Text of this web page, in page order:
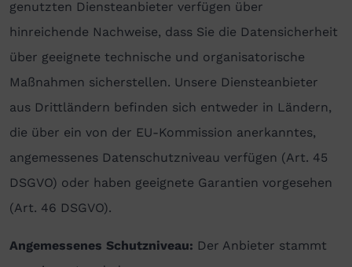
genutzten Diensteanbieter verfügen über
hinreichende Nachweise, dass Sie die Datensicherheit
über geeignete technische und organisatorische
Maßnahmen sicherstellen. Unsere Diensteanbieter
aus Drittländern befinden sich entweder in Ländern,
die über ein von der EU-Kommission anerkanntes,
angemessenes Datenschutzniveau verfügen (Art. 45
DSGVO) oder haben geeignete Garantien vorgesehen
(Art. 46 DSGVO).
Angemessenes Schutzniveau: Der Anbieter stammt